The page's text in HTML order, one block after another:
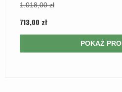
1.018,00 zł
713,00 zł
POKAŻ